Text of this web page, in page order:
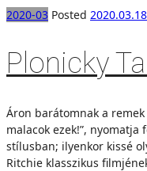
2020-03 Posted
Plonicky
Áron barátomnak a
malacok ezek!”, nyomatja
stílusban; ilyenkor kissé
Ritchie klasszikus